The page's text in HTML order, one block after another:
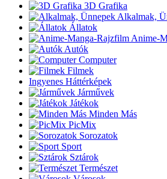
3D Grafika
Alkalmak,
Állatok
Anime-
Autók
Computer
Filmek
Ingyenes Háttérképek
Járművek
Játékok
Minden Más
PicMix
Sorozatok
Sport
Sztárok
Természet